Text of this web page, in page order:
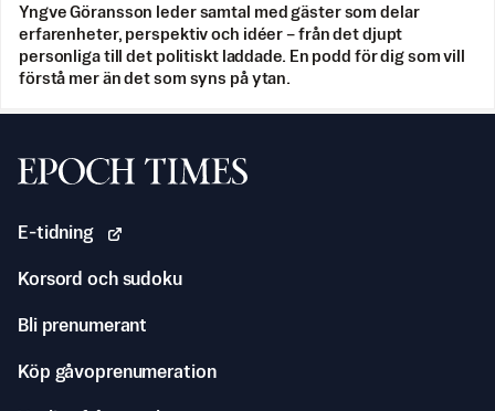
Yngve Göransson leder samtal med gäster som delar
erfarenheter, perspektiv och idéer – från det djupt
personliga till det politiskt laddade. En podd för dig som vill
förstå mer än det som syns på ytan.
Svenska Epoch Times
E-tidning
Korsord och sudoku
Bli prenumerant
Köp gåvoprenumeration